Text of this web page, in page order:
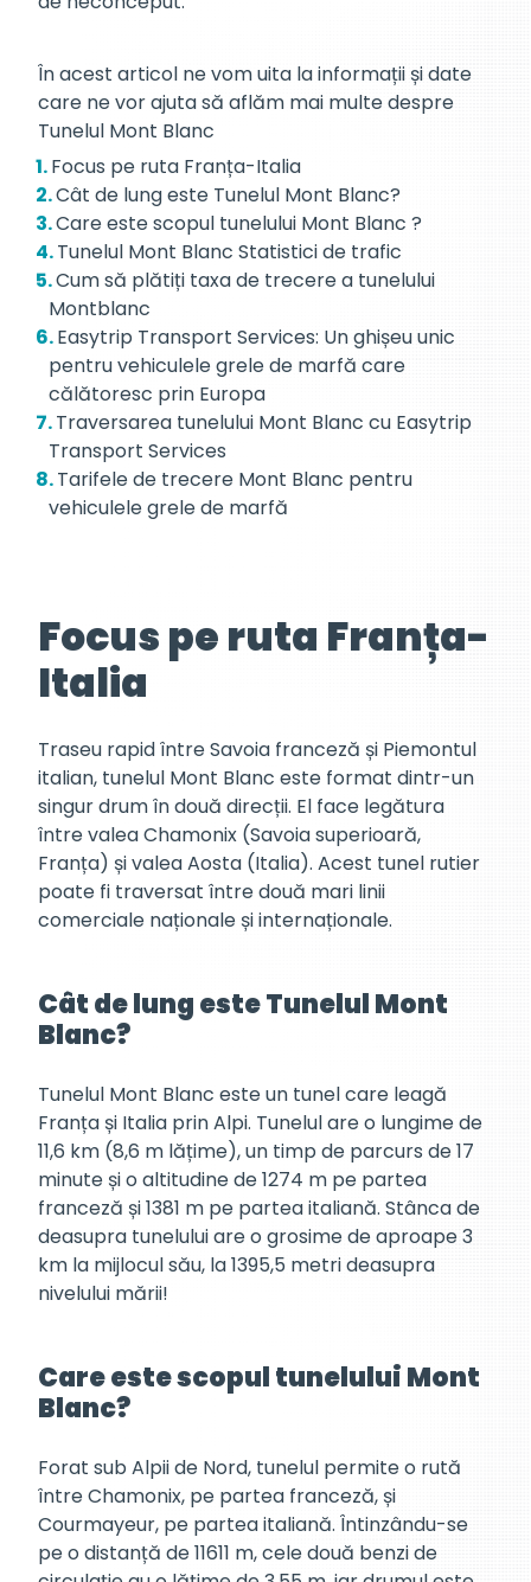
În acest articol ne vom uita la informații și date
care ne vor ajuta să aflăm mai multe despre
Tunelul Mont Blanc
Focus pe ruta Franța-Italia
Cât de lung este Tunelul Mont Blanc?
Care este scopul tunelului Mont Blanc ?
Tunelul Mont Blanc Statistici de trafic
Cum să plătiți taxa de trecere a tunelului
Montblanc
Easytrip Transport Services: Un ghișeu unic
pentru vehiculele grele de marfă care
călătoresc prin Europa
Traversarea tunelului Mont Blanc cu Easytrip
Transport Services
Tarifele de trecere Mont Blanc pentru
vehiculele grele de marfă
Focus pe ruta Franța-
Italia
Traseu rapid între Savoia franceză și Piemontul
italian, tunelul Mont Blanc este format dintr-un
singur drum în două direcții. El face legătura
între valea Chamonix (Savoia superioară,
Franța) și valea Aosta (Italia). Acest tunel rutier
poate fi traversat între două mari linii
comerciale naționale și internaționale.
Cât de lung este Tunelul Mont
Blanc?
Tunelul Mont Blanc este un tunel care leagă
Franța și Italia prin Alpi. Tunelul are o lungime de
11,6 km (8,6 m lățime), un timp de parcurs de 17
minute și o altitudine de 1274 m pe partea
franceză și 1381 m pe partea italiană. Stânca de
deasupra tunelului are o grosime de aproape 3
km la mijlocul său, la 1395,5 metri deasupra
nivelului mării!
Care este scopul tunelului Mont
Blanc?
Forat sub Alpii de Nord, tunelul permite o rută
între Chamonix, pe partea franceză, și
Courmayeur, pe partea italiană. Întinzându-se
pe o distanță de 11611 m, cele două benzi de